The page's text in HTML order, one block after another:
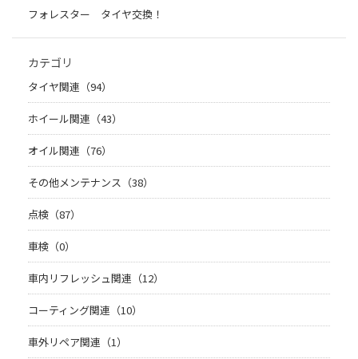
フォレスター タイヤ交換！
カテゴリ
タイヤ関連（94）
ホイール関連（43）
オイル関連（76）
その他メンテナンス（38）
点検（87）
車検（0）
車内リフレッシュ関連（12）
コーティング関連（10）
車外リペア関連（1）